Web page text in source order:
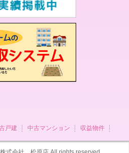
戸建 中古マンション 収益物件